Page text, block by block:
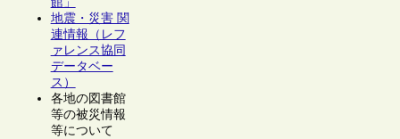
地震・災害 関
連情報（レフ
ァレンス協同
データベー
ス）
各地の図書館
等の被災情報
等について